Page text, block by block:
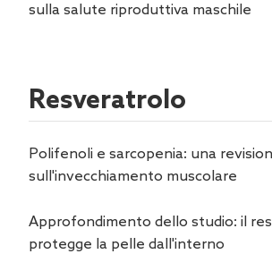
sulla salute riproduttiva maschile
Resveratrolo
Polifenoli e sarcopenia: una
sull'invecchiamento muscolare
Approfondimento dello studio: il
protegge la pelle dall'interno